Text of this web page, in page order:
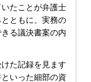
たことが弁護士
ともに、実務の
る議決書案の内
た記録を見ます
いった細部の資